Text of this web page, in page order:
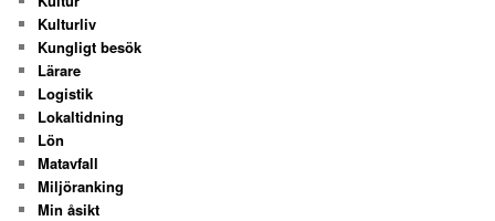
Kulturliv
Kungligt besök
Lärare
Logistik
Lokaltidning
Lön
Matavfall
Miljöranking
Min åsikt